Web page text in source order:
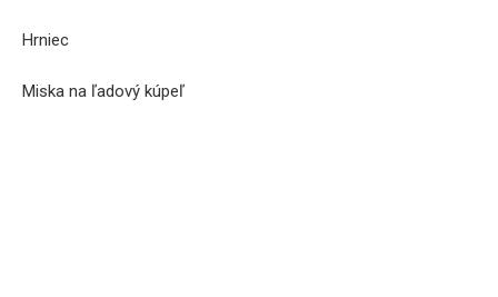
Hrniec
Miska na ľadový kúpeľ